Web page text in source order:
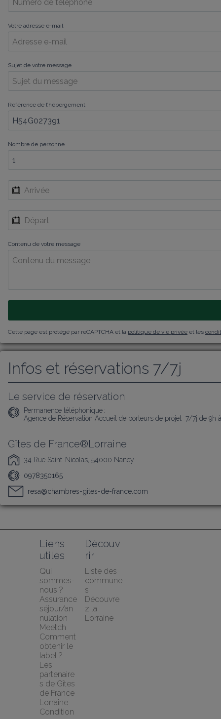
Votre adresse e-mail
Sujet de votre message
Référence de l’hébergement
Nombre de personne
Contenu de votre message
Cette page est protégé par reCAPTCHA et la politique de vie privée et les
Infos et réservations 7/7j
Le service de réservation
Permanence téléphonique :
Agence de Réservation Accueil de porteurs de projet  7/7j de 9h
Gîtes de France®Lorraine
34 Rue Saint-Nicolas, 54000 Nancy
0978350165
resa@chambres-gites-de-france.com
Liens
utiles
Qui
sommes-
nous ?
Assurance
séjour/an
nulation
Meetch
Comment
obtenir le
label ?
Les
partenaire
s de Gîtes
de France
Lorraine
Condition
Découv
rir
Liste des
commune
s
Découvre
z la
Lorraine